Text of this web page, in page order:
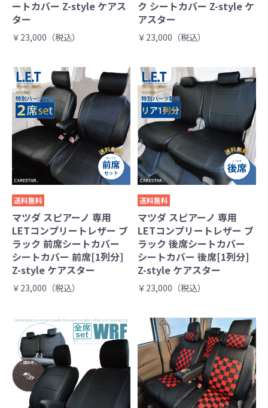
ートカバー Z-style ケアス
ター
￥23,000（税込）
ク シートカバー Z-style ケ
アスター
￥23,000（税込）
送料無料
マツダ スピアーノ 専用
LETコンプリートレザー ブ
ラック 前席シートカバー
シートカバー 前席[1列分]
Z-style ケアスター
￥23,000（税込）
送料無料
マツダ スピアーノ 専用
LETコンプリートレザー ブ
ラック 後席シートカバー
シートカバー 後席[1列分]
Z-style ケアスター
￥23,000（税込）